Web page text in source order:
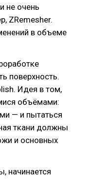
не очень
ZRemesher.
в объеме
поверхность.
Идея в том,
объёмами:
— и пытаться
ткани должны
и основных
начинается